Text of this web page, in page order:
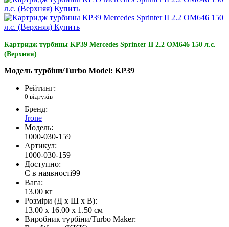
Картридж турбины KP39 Mercedes Sprinter II 2.2 OM646 150 л.с.
(Верхняя)
Модель турбіни/Turbo Model: KP39
Рейтинг:
0 відгуків
Бренд:
Jrone
Модель:
1000-030-159
Артикул:
1000-030-159
Доступно:
Є в наявності99
Вага:
13.00 кг
Розміри (Д x Ш x В):
13.00 x 16.00 x 1.50 см
Виробник турбіни/Turbo Maker: